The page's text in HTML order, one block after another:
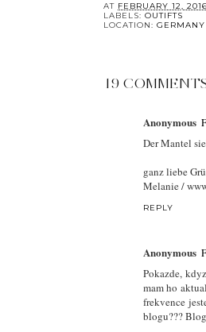
AT FEBRUARY 12, 2016
LABELS: OUTIFTS
LOCATION: GERMANY
19
Anonymous
Der Mantel
ganz liebe
Melanie /
REPLY
Anonymous
Pokazde,
mam ho
frekvence
blogu???